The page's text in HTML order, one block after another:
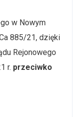
w Nowym
885/21, dzięki
Rejonowego
r. przeciwko